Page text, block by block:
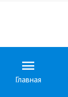
Главная